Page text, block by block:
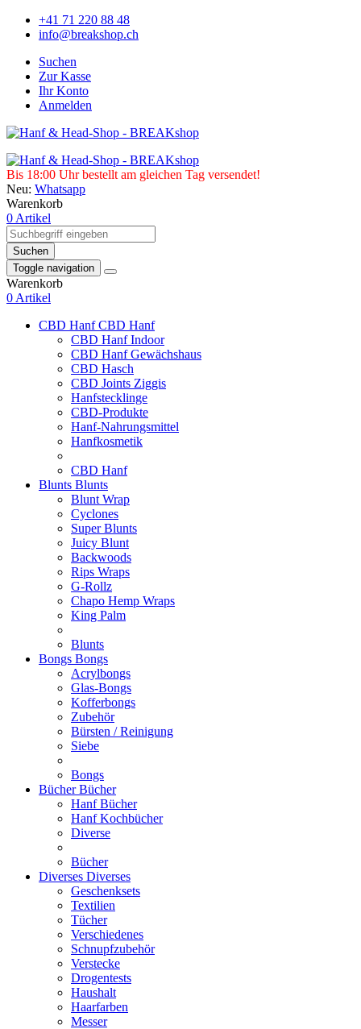
+41 71 220 88 48
info@breakshop.ch
Suchen
Zur Kasse
Ihr Konto
Anmelden
Bis 18:00 Uhr bestellt am gleichen Tag versendet!
Neu: Whatsapp
Warenkorb
0 Artikel
Suchen
Toggle navigation
Warenkorb
0 Artikel
CBD HanfCBD Hanf
CBD Hanf Indoor
CBD Hanf Gewächshaus
CBD Hasch
CBD Joints Ziggis
Hanfstecklinge
CBD-Produkte
Hanf-Nahrungsmittel
Hanfkosmetik
CBD Hanf
Blunts Blunts
Blunt Wrap
Cyclones
Super Blunts
Juicy Blunt
Backwoods
Rips Wraps
G-Rollz
Chapo Hemp Wraps
King Palm
Blunts
Bongs Bongs
Acrylbongs
Glas-Bongs
Kofferbongs
Zubehör
Bürsten / Reinigung
Siebe
Bongs
BücherBücher
Hanf Bücher
Hanf Kochbücher
Diverse
Bücher
Diverses Diverses
Geschenksets
Textilien
Tücher
Verschiedenes
Schnupfzubehör
Verstecke
Drogentests
Haushalt
Haarfarben
Messer